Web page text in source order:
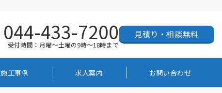
044-433-7200
受付時間：月曜～土曜の9時～18時まで
見積り・相談無料
施工事例 求人案内 お問い合わせ